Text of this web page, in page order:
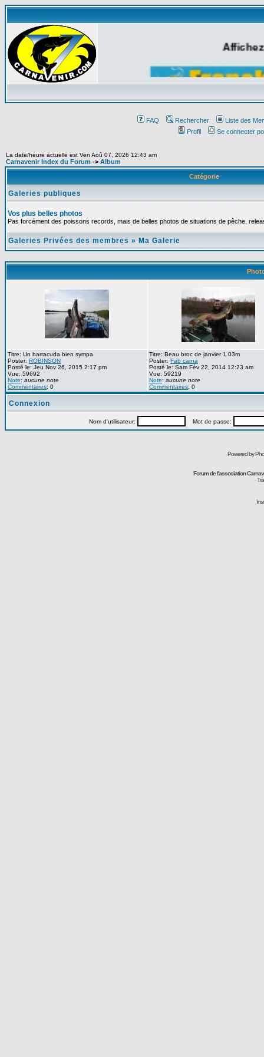
FAQ Rechercher
Liste des
Profil
Se connecter
La date/heure actuelle est Ven Aoû 07, 2026 12:43 am
Carnavenir Index du Forum -> Album
Catégorie
Galeries publiques
Vos plus belles photos
Pas forcément des poissons records, mais de belles photos de situations de pêche,
Galeries Privées des membres » Ma Galerie
Titre: Un barracuda bien sympa
Poster: ROBINSON
Posté le: Jeu Nov 26, 2015 2:17 pm
Vue: 59692
Note: aucune note
Commentaires: 0
Titre: Beau broc de janvier 1.03m
Poster: Fab carna
Posté le: Sam Fév 22, 2014 12:23 am
Vue: 59219
Note: aucune note
Commentaires: 0
Connexion
Nom d'utilisateur: Mot de passe:
Powered by
Forum de l'association